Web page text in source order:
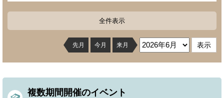
全件表示
先月 今月 来月
複数期間開催のイベント